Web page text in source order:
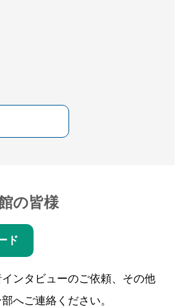
の皆様
ド
ンタビューのご依頼、その他
へご連絡ください。